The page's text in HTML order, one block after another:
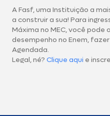
A Fasf, uma Instituição a
a construir a sua! Para
Máxima no MEC, você
desempenho no Enem,
Agendada.
Legal, né? Clique aqui e